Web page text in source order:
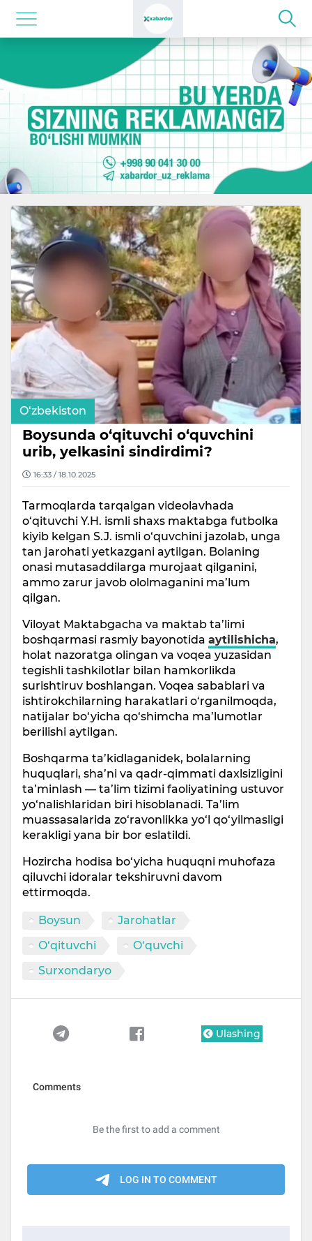
O‘zbekiston
Boysunda o‘qituvchi o‘quvchini
urib, yelkasini sindirdimi?
16:33 / 18.10.2025
Tarmoqlarda tarqalgan videolavhada
o‘qituvchi Y.H. ismli shaxs maktabga futbolka
kiyib kelgan S.J. ismli o‘quvchini jazolab, unga
tan jarohati yetkazgani aytilgan. Bolaning
onasi mutasaddilarga murojaat qilganini,
ammo zarur javob ololmaganini ma’lum
qilgan.
Viloyat Maktabgacha va maktab ta’limi
boshqarmasi rasmiy bayonotida aytilishicha,
holat nazoratga olingan va voqea yuzasidan
tegishli tashkilotlar bilan hamkorlikda
surishtiruv boshlangan. Voqea sabablari va
ishtirokchilarning harakatlari o‘rganilmoqda,
natijalar bo‘yicha qo‘shimcha ma’lumotlar
berilishi aytilgan.
Boshqarma ta’kidlaganidek, bolalarning
huquqlari, sha’ni va qadr-qimmati daxlsizligini
ta’minlash — ta’lim tizimi faoliyatining ustuvor
yo‘nalishlaridan biri hisoblanadi. Ta’lim
muassasalarida zo‘ravonlikka yo‘l qo‘yilmasligi
kerakligi yana bir bor eslatildi.
Hozircha hodisa bo‘yicha huquqni muhofaza
qiluvchi idoralar tekshiruvni davom
ettirmoqda.
Boysun
Jarohatlar
O‘qituvchi
O‘quvchi
Surxondaryo
Ulashing